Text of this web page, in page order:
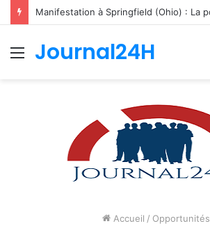
Menu
Journal24H
Accueil / Opportunités